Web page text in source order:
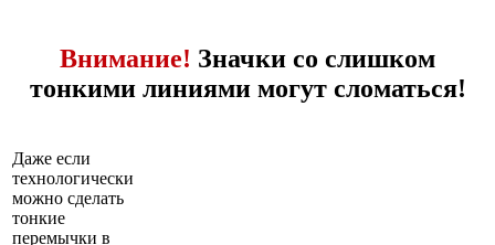
Внимание! Значки со слишком
тонкими линиями могут сломаться!
Даже если
технологически
можно сделать
тонкие
перемычки в